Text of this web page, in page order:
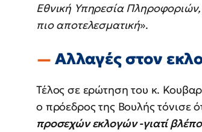
Εθνική Υπηρεσία Πληροφοριών,
πιο αποτελεσματική».
Αλλαγές στον
Τέλος σε ερώτηση του κ.
ο πρόεδρος της Βουλής τόνισε
προσεχών εκλογών -γιατί